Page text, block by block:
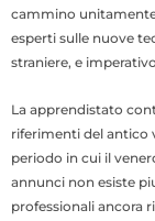
cammino
esperti sulle nuove
straniere, e
La apprendistato
riferimenti del antico
periodo in cui il
annunci non esiste
professionali ancora